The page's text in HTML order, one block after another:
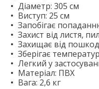
Діаметр: 305 см
Виступ: 25 см
Запобігає
Захист від листя,
Захищає від
Зберігає
Легкий у
Матеріал: ПВХ
Вага: 2,6 кг